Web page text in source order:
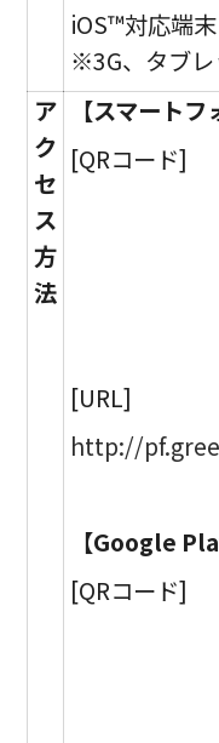
iOS™対応端
※3G、タブ
ア
ク
セ
ス
方
法
【スマート
[QRコード]
[URL]
http://
【Google
[QRコード]